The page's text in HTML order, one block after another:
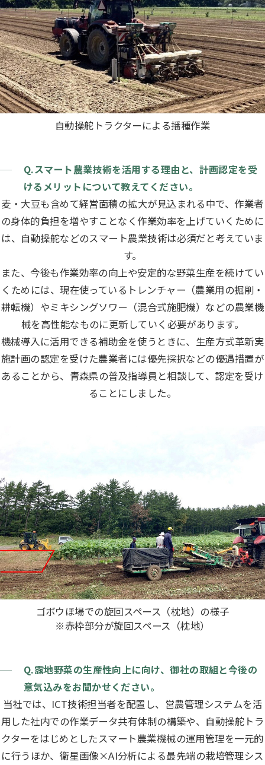
自動操舵トラクターによる播種作業
Q.スマート農業技術を活用する理由と、計画認定を受
けるメリットについて教えてください。
麦・大豆も含めて経営面積の拡大が見込まれる中で、作業者
の身体的負担を増やすことなく作業効率を上げていくために
は、自動操舵などのスマート農業技術は必須だと考えていま
す。
また、今後も作業効率の向上や安定的な野菜生産を続けてい
くためには、現在使っているトレンチャー（農業用の掘削・
耕転機）やミキシングソワー（混合式施肥機）などの農業機
械を高性能なものに更新していく必要があります。
機械導入に活用できる補助金を使うときに、生産方式革新実
施計画の認定を受けた農業者には優先採択などの優遇措置が
あることから、青森県の普及指導員と相談して、認定を受け
ることにしました。
ゴボウほ場での旋回スペース（枕地）の様子
※赤枠部分が旋回スペース（枕地）
Q.露地野菜の生産性向上に向け、御社の取組と今後の
意気込みをお聞かせください。
当社では、ICT技術担当者を配置し、営農管理システムを活
用した社内での作業データ共有体制の構築や、自動操舵トラ
クターをはじめとしたスマート農業機械の運用管理を一元的
に行うほか、衛星画像×AI分析による最先端の栽培管理シス